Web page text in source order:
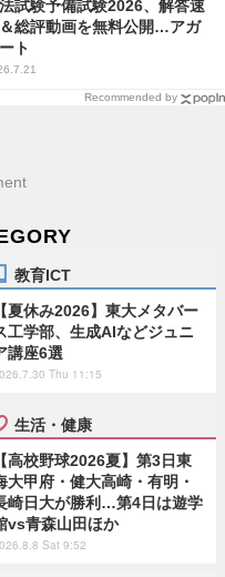
試験予備試験2026、解答速
総評動画を無料公開…アガ
ト
Recommended by
教育ICT
【夏休み2026】東大メタバー
工学部、生成AIなどジュニ
講座6選
Thu 11:15
生活・健康
【高校野球2026夏】第3日東
大甲府・健大高崎・有明・
崎日大が勝利…第4日は遊学
vs青森山田ほか
Sat 9:52